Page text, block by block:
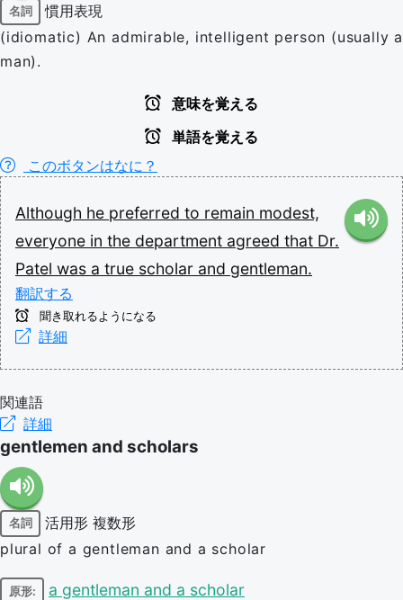
名詞
慣用表現
(idiomatic) An admirable, intelligent person (usually a
man).
意味を覚える
単語を覚える
このボタンはなに？
Although he preferred to remain modest,
everyone in the department agreed that Dr.
Patel was a true scholar and gentleman.
翻訳する
聞き取れるようになる
詳細
関連語
詳細
gentlemen and scholars
名詞 活用形 複数形
plural of a gentleman and a scholar
原形: a gentleman and a scholar